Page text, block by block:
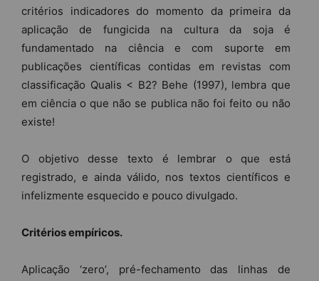
critérios indicadores do momento da primeira da
aplicação de fungicida na cultura da soja é
fundamentado na ciência e com suporte em
publicações científicas contidas em revistas com
classificação Qualis < B2? Behe (1997), lembra que
em ciência o que não se publica não foi feito ou não
existe!
O objetivo desse texto é lembrar o que está
registrado, e ainda válido, nos textos científicos e
infelizmente esquecido e pouco divulgado.
Critérios empíricos.
Aplicação ‘zero’, pré-fechamento das linhas de